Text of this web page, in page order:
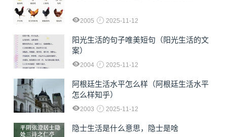
2005 2025-11-12
阳光生活的句子唯美短句（阳光生活的文
案）
2004 2025-11-12
阿根廷生活水平怎么样（阿根廷生活水平
怎么样知乎）
2003 2025-11-12
隐士生活是什么意思，隐士是啥